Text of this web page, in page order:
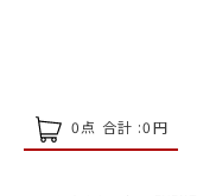
0点 合計 :0円